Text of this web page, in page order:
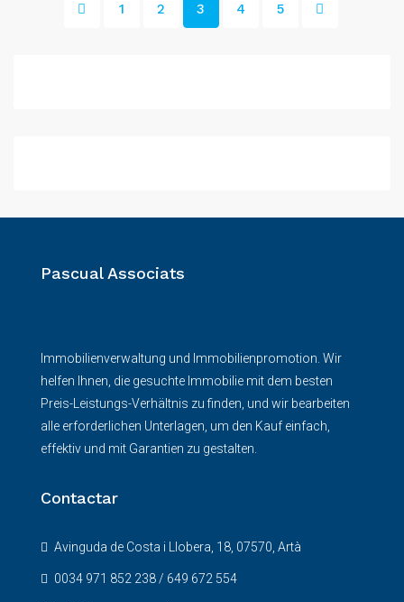
1 2 3 4 5
Pascual Associats
Immobilienverwaltung und Immobilienpromotion. Wir
helfen Ihnen, die gesuchte Immobilie mit dem besten
Preis-Leistungs-Verhältnis zu finden, und wir bearbeiten
alle erforderlichen Unterlagen, um den Kauf einfach,
effektiv und mit Garantien zu gestalten.
Contactar
Avinguda de Costa i Llobera, 18, 07570, Artà
0034 971 852 238 / 649 672 554